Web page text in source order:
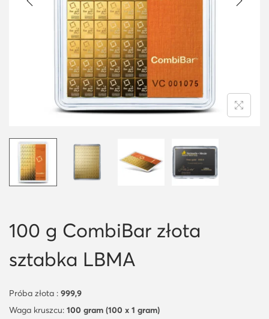
o
n
100 g CombiBar złota
sztabka LBMA
Próba złota : 999,9
Waga kruszcu: 100 gram (100 x 1 gram)